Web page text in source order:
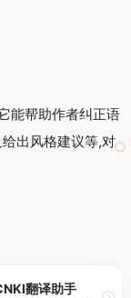
能帮助作者纠正语
出风格建议等,对
翻译助手